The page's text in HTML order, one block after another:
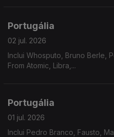
Portugália
02 jul. 2026
Inclui Whosputo, Bruno Berle,
From Atomic, Libra,...
Portugália
01 jul. 2026
Inclui Pedro Branco, Fausto,